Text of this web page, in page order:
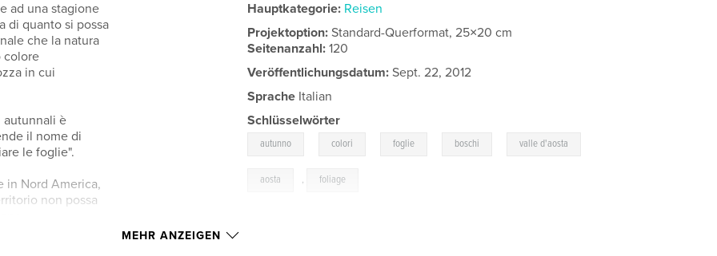
ad una stagione
di quanto si possa
che la natura
colore
in cui
autunnali è
il nome di
le foglie".
in Nord America,
non possa
Hauptkategorie: Reisen
Projektoption:Standard-Querformat, 25×20 cm
Seitenanzahl:120
Veröffentlichungsdatum: Sept. 22, 2012
Sprache Italian
Schlüsselwörter
autunno colori foglie boschi valle d'aosta
aosta , foliage
MEHR ANZEIGEN